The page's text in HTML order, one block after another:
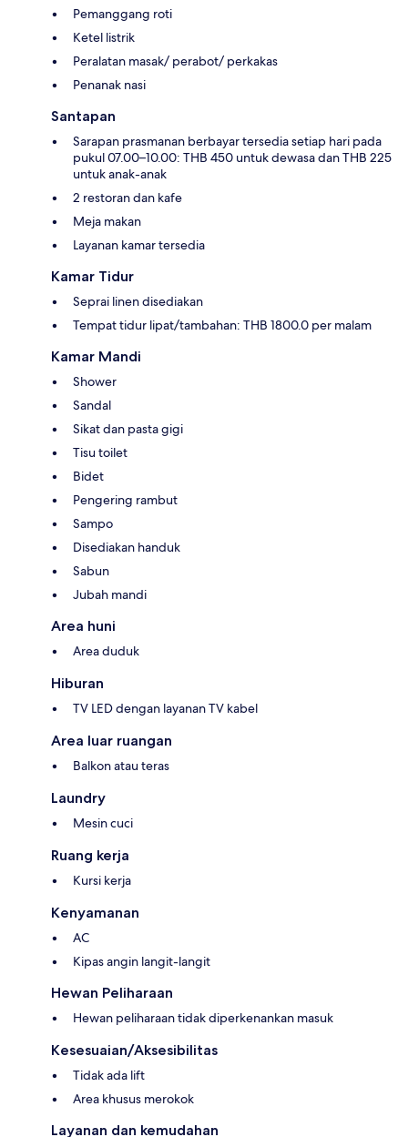
Pemanggang roti
Ketel listrik
Peralatan masak/ perabot/ perkakas
Penanak nasi
Santapan
Sarapan prasmanan berbayar tersedia setiap hari pada
pukul 07.00–10.00: THB 450 untuk dewasa dan THB 225
untuk anak-anak
2 restoran dan kafe
Meja makan
Layanan kamar tersedia
Kamar Tidur
Seprai linen disediakan
Tempat tidur lipat/tambahan: THB 1800.0 per malam
Kamar Mandi
Shower
Sandal
Sikat dan pasta gigi
Tisu toilet
Bidet
Pengering rambut
Sampo
Disediakan handuk
Sabun
Jubah mandi
Area huni
Area duduk
Hiburan
TV LED dengan layanan TV kabel
Area luar ruangan
Balkon atau teras
Laundry
Mesin cuci
Ruang kerja
Kursi kerja
Kenyamanan
AC
Kipas angin langit-langit
Hewan Peliharaan
Hewan peliharaan tidak diperkenankan masuk
Kesesuaian/Aksesibilitas
Tidak ada lift
Area khusus merokok
Layanan dan kemudahan